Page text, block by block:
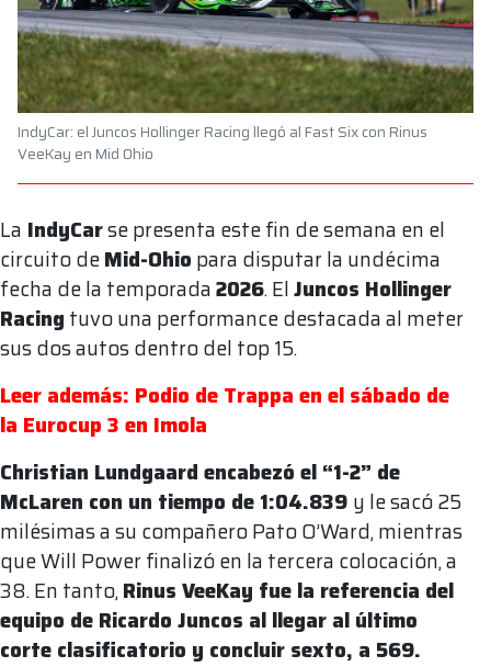
IndyCar: el Juncos Hollinger Racing llegó al Fast Six con Rinus
VeeKay en Mid Ohio
La IndyCarse presenta este fin de semana en el
circuito deMid-Ohio para disputar la undécima
fecha de la temporada2026. ElJuncos Hollinger
Racing tuvo una performance destacada al meter
sus dos autos dentro del top 15.
Leer además: Podio de Trappa en el sábado de
la Eurocup 3 en Imola
Christian Lundgaard encabezó el “1-2” de
McLaren con un tiempo de 1:04.839 y le sacó 25
milésimas a su compañero Pato O’Ward, mientras
que Will Power finalizó en la tercera colocación, a
38. En tanto,Rinus VeeKay fue la referencia del
equipo de Ricardo Juncos al llegar al último
corte clasificatorio y concluir sexto, a 569.